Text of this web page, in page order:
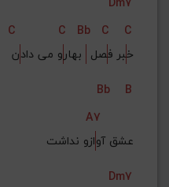
C
C Bb C
C
خبر فصل بهارو می دادن
Bb
B
A7
عشق آوازو نداشت
Dm7